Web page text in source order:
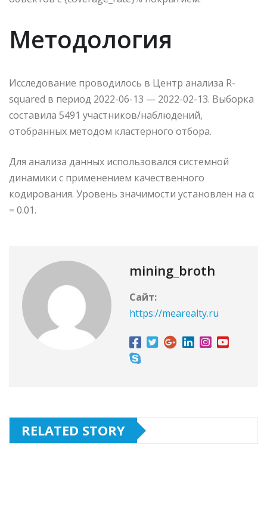
Методология
Исследование проводилось в Центр анализа R-
squared в период 2022-06-13 — 2022-02-13. Выборка
составила 5491 участников/наблюдений,
отобранных методом кластерного отбора.
Для анализа данных использовался системной
динамики с применением качественного
кодирования. Уровень значимости установлен на α
= 0.01.
mining_broth
Сайт:
https://mearealty.ru
RELATED STORY